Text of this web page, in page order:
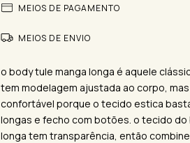
MEIOS DE PAGAMENTO
MEIOS DE ENVIO
o body tule manga longa é aquele
tem modelagem ajustada ao corpo,
confortável porque o tecido estica
longas e fecho com botões. o tecido do
longa tem transparência, então